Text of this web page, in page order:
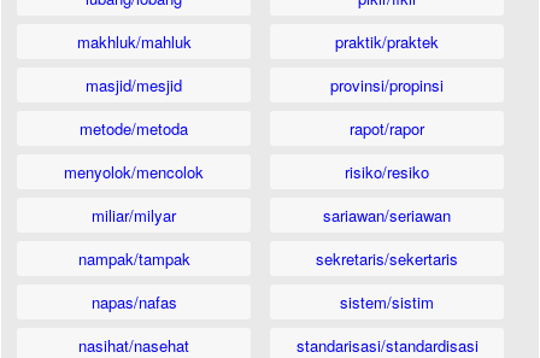
makhluk/mahluk
masjid/mesjid
metode/metoda
menyolok/mencolok
miliar/milyar
nampak/tampak
napas/nafas
nasihat/nasehat
praktik/praktek
provinsi/propinsi
rapot/rapor
risiko/resiko
sariawan/seriawan
sekretaris/sekertaris
sistem/sistim
standarisasi/standardisasi